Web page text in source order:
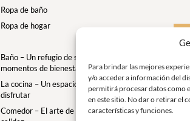
Para brindar las mejores
y/o acceder a información del
permitirá procesar datos como
en este sitio. No dar o retirar el
características y funciones.
Ropa de baño
Ropa de hogar
Baño – Un refugio de suavidad para tus
momentos de bienestar
La cocina – Un espacio para compartir y
disfrutar
Comedor – El arte de la mesa con elegancia y